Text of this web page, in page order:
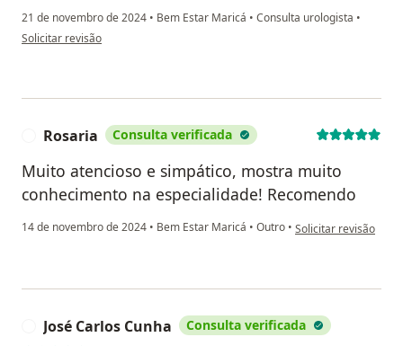
21 de novembro de 2024 • Bem Estar Maricá • Consulta urologista •
na opinião do utilizador Edmilson de Souza Suliano
Solicitar revisão
Rosaria Consulta verificada
Muito atencioso e simpático, mostra muito
conhecimento na especialidade! Recomendo
14 de novembro de 2024 • Bem Estar Maricá • Outro • na opinião do
Solicitar revisão
José Carlos Cunha Consulta verificada